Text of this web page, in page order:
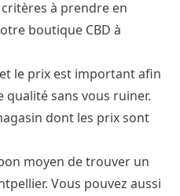
à prendre en
boutique CBD à
le prix est important afin
qualité sans vous ruiner.
dont les prix sont
moyen de trouver un
Vous pouvez aussi